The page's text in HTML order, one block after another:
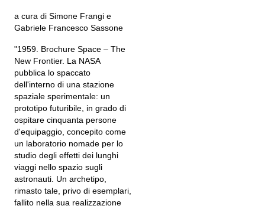
a cura di Simone Frangi e
Gabriele Francesco Sassone
"1959. Brochure Space – The
New Frontier. La NASA
pubblica lo spaccato
dell'interno di una stazione
spaziale sperimentale: un
prototipo futuribile, in grado di
ospitare cinquanta persone
d'equipaggio, concepito come
un laboratorio nomade per lo
studio degli effetti dei lunghi
viaggi nello spazio sugli
astronauti. Un archetipo,
rimasto tale, privo di esemplari,
fallito nella sua realizzazione